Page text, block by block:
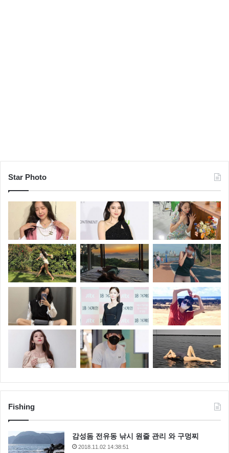
Star Photo
Fishing
감성돔 전유동 낚시 원줄 관리 와 구멍찌
2018.11.02 14:38:51